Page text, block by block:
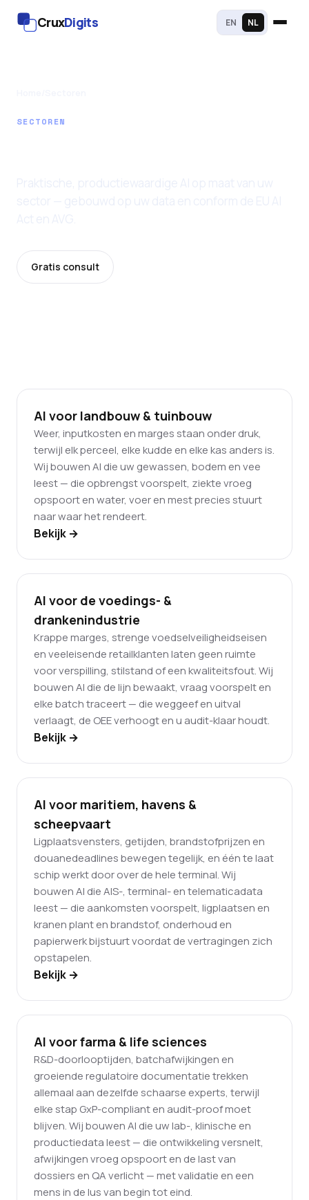
CruxDigits EN NL
SECTOREN
Gratis consult
AI voor landbouw & tuinbouw
Weer, inputkosten en marges staan onder druk,
terwijl elk perceel, elke kudde en elke kas anders is.
Wij bouwen AI die uw gewassen, bodem en vee
leest — die opbrengst voorspelt, ziekte vroeg
opspoort en water, voer en mest precies stuurt
naar waar het rendeert.
Bekijk →
AI voor de voedings- &
drankenindustrie
Krappe marges, strenge voedselveiligheidseisen
en veeleisende retailklanten laten geen ruimte
voor verspilling, stilstand of een kwaliteitsfout. Wij
bouwen AI die de lijn bewaakt, vraag voorspelt en
elke batch traceert — die weggeef en uitval
verlaagt, de OEE verhoogt en u audit-klaar houdt.
Bekijk →
AI voor maritiem, havens &
scheepvaart
Ligplaatsvensters, getijden, brandstofprijzen en
douanedeadlines bewegen tegelijk, en één te laat
schip werkt door over de hele terminal. Wij
bouwen AI die AIS-, terminal- en telematicadata
leest — die aankomsten voorspelt, ligplaatsen en
kranen plant en brandstof, onderhoud en
papierwerk bijstuurt voordat de vertragingen zich
opstapelen.
Bekijk →
AI voor farma & life sciences
R&D-doorlooptijden, batchafwijkingen en
groeiende regulatoire documentatie trekken
allemaal aan dezelfde schaarse experts, terwijl
elke stap GxP-compliant en audit-proof moet
blijven. Wij bouwen AI die uw lab-, klinische en
productiedata leest — die ontwikkeling versnelt,
afwijkingen vroeg opspoort en de last van
dossiers en QA verlicht — met validatie en een
mens in de lus van begin tot eind.